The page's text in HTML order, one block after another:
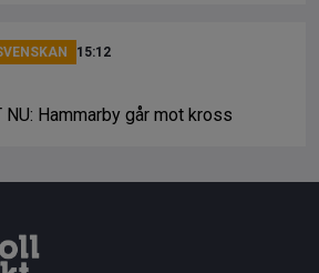
15:12
NU: Hammarby går mot kross